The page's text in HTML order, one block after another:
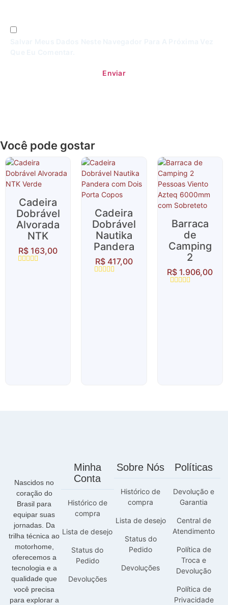
Você pode gostar
Cadeira
Dobrável
Alvorada
NTK
R$ 163,00
Cadeira
Dobrável
Nautika
Pandera
R$417,00
Barraca
de
Camping
2
R$ 1.906,00
Nascidos no
coração do
Brasil para
equipar suas
jornadas. Da
trilha técnica ao
motorhome,
oferecemos a
tecnologia e a
qualidade que
você precisa
para explorar a
Minha
Conta
Histórico de
compra
Lista de desejo
Status do
Pedido
Devoluções
Sobre Nós
Histórico de
compra
Lista de desejo
Status do
Pedido
Devoluções
Políticas
Devolução e
Garantia
Central de
Atendimento
Política de
Troca e
Devolução
Política de
Privacidade